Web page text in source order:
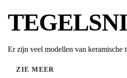
Er zijn veel modellen van keramische
ZIE MEER